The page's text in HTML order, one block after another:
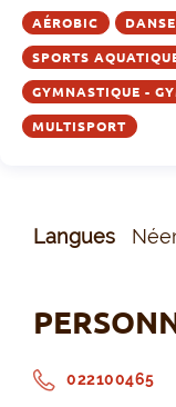
AÉROBIC
SPORTS
GYMNASTIQUE -
MULTISPORT
Langues
022100465